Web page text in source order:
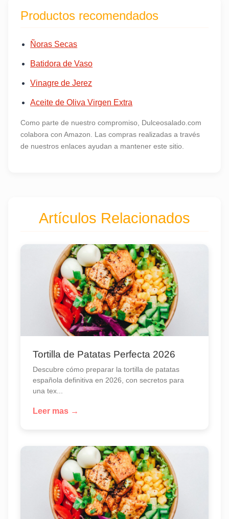
Productos recomendados
Ñoras Secas
Batidora de Vaso
Vinagre de Jerez
Aceite de Oliva Virgen Extra
Como parte de nuestro compromiso, Dulceosalado.com
colabora con Amazon. Las compras realizadas a través
de nuestros enlaces ayudan a mantener este sitio.
Artículos Relacionados
Tortilla de Patatas Perfecta 2026
Descubre cómo preparar la tortilla de patatas
española definitiva en 2026, con secretos para
una tex...
Leer mas →